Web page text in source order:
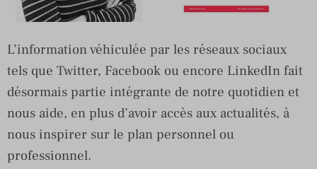
L’information véhiculée par les réseaux sociaux
tels que Twitter, Facebook ou encore LinkedIn fait
désormais partie intégrante de notre quotidien et
nous aide, en plus d’avoir accès aux actualités, à
nous inspirer sur le plan personnel ou
professionnel.